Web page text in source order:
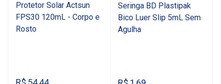
Protetor Solar Actsun
FPS30 120mL - Corpo e
Rosto
Seringa BD Plastipak
Bico Luer Slip 5mL Sem
Agulha